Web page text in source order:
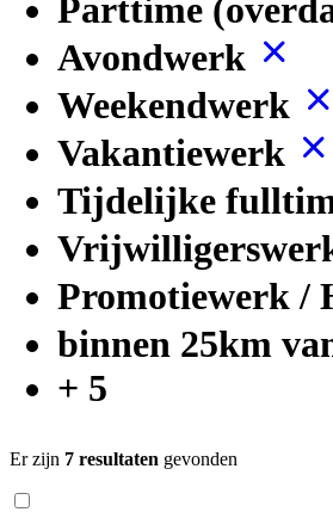
Parttime
Avondwerk
Weekendwerk
Vakantiewerk
Tijdelijke
Promotiewerk /
binnen 25km
+ 5
Er zijn 7 resultaten gevonden